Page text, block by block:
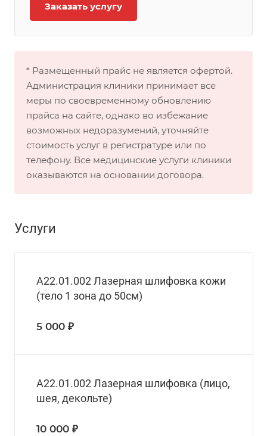
Заказать услугу
* Размещенный прайс не является офертой.
Администрация клиники принимает все
меры по своевременному обновлению
прайса на сайте, однако во избежание
возможных недоразумений, уточняйте
стоимость услуг в регистратуре или по
телефону. Все медицинские услуги клиники
оказываются на основании договора.
Услуги
А22.01.002 Лазерная шлифовка кожи
(тело 1 зона до 50см)
5 000 ₽
А22.01.002 Лазерная шлифовка (лицо,
шея, декольте)
10 000 ₽